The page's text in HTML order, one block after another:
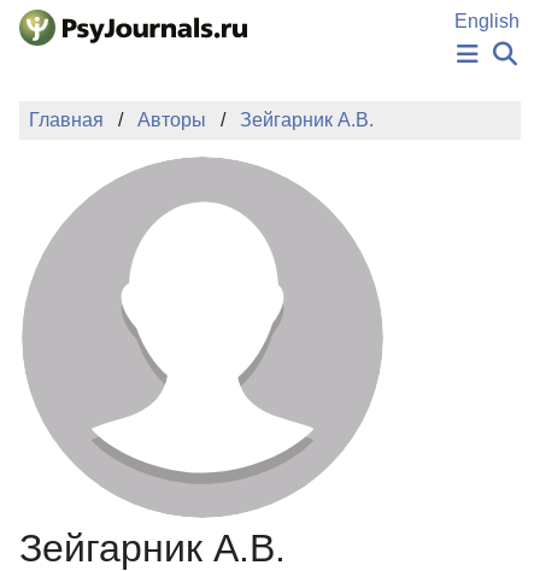
Перейти к основному содержанию
English
НОВОСТИ
АВТОРЫ
ПОДАТЬ РУКОПИСЬ
БАЗА ЗНАНИЙ
КЛЮЧЕВЫЕ СЛОВА
Регистрация
Главная Авторы Зейгарник А.В.
Зейгарник А.В.